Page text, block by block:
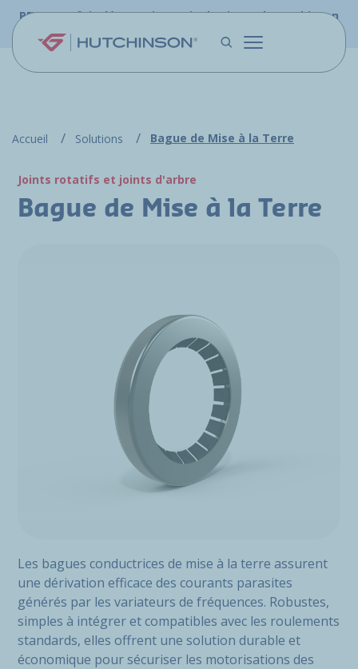
Aller au contenu principal
PFW.aero fait désormais partie du site web Hutchinson
Accueil Solutions Bague de Mise à la Terre
Joints rotatifs et joints d'arbre
Bague de Mise à la Terre
Les bagues conductrices de mise à la terre assurent
une dérivation efficace des courants parasites
générés par les variateurs de fréquences. Robustes,
simples à intégrer et compatibles avec les roulements
standards, elles offrent une solution durable et
économique pour sécuriser les motorisations des